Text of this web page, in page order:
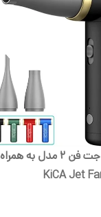
پمپ باد کیکا جت فن ۲ مدل به همراه